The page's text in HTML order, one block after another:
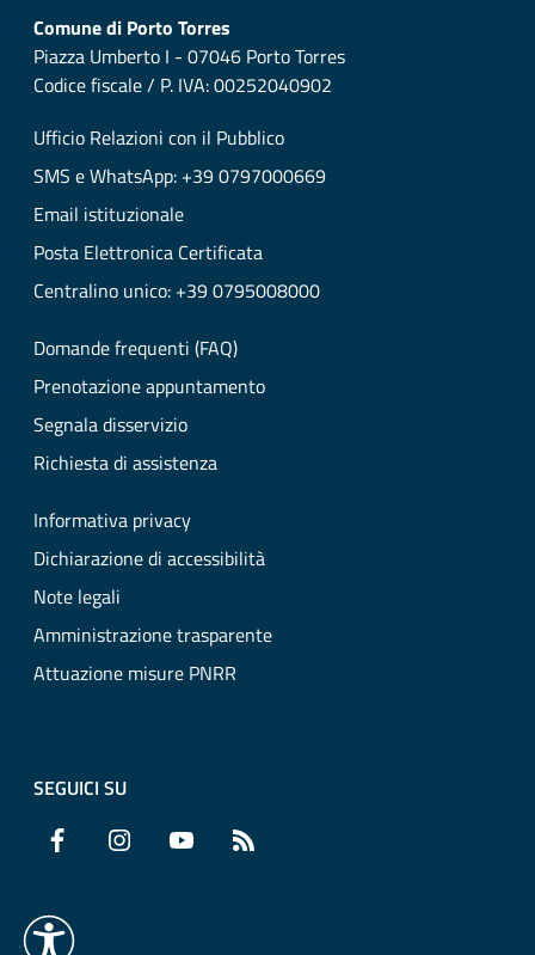
Comune di Porto Torres
Piazza Umberto I - 07046 Porto Torres
Codice fiscale / P. IVA: 00252040902
Ufficio Relazioni con il Pubblico
SMS e WhatsApp: +39 0797000669
Email istituzionale
Posta Elettronica Certificata
Centralino unico: +39 0795008000
Domande frequenti (FAQ)
Prenotazione appuntamento
Segnala disservizio
Richiesta di assistenza
Informativa privacy
Dichiarazione di accessibilità
Note legali
Amministrazione trasparente
Attuazione misure PNRR
SEGUICI SU
Facebook Instagram YouTube